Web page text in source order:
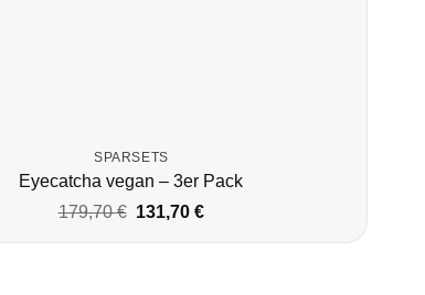
SPARSETS
Eyecatcha vegan – 3er Pack
179,70€ Ursprünglicher
war:
131,70€Aktueller
ist: